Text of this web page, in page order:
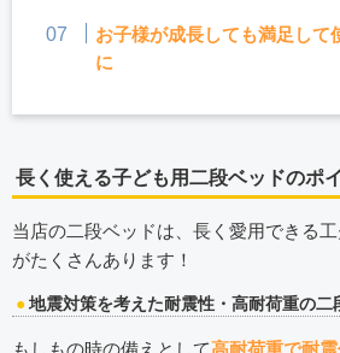
お子様が成長しても満足して
に
長く使える子ども用二段ベッドのポ
当店の二段ベッドは、長く愛用できる
がたくさんあります！
地震対策を考えた耐震性・高耐荷重の二
もしもの時の備えとして高耐荷重で耐